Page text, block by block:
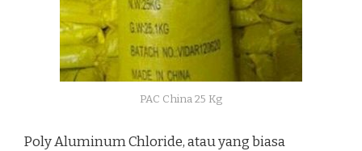
PAC China 25 Kg
Poly Aluminum Chloride, atau yang biasa